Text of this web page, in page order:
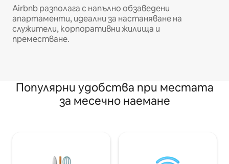
Airbnb разполага с напълно обзаведени
апартаменти, идеални за настаняване на
служители, корпоративни жилища и
преместване.
Популярни удобства при местата
за месечно наемане